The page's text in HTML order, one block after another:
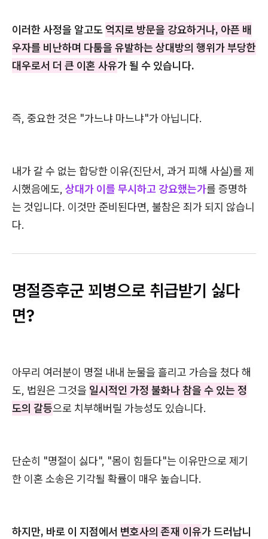
이러한 사정을 알고도 억지로 방문을 강요하거나, 아픈 배
우자를 비난하며 다툼을 유발하는 상대방의 행위가 부당한
대우로서 더 큰 이혼 사유가 될 수 있습니다.
즉, 중요한 것은 "가느냐 마느냐"가 아닙니다.
내가 갈 수 없는 합당한 이유(진단서, 과거 피해 사실)를 제
시했음에도, 상대가 이를 무시하고 강요했는가를 증명하
는 것입니다. 이것만 준비된다면, 불참은 죄가 되지 않습니
다.
명절증후군 꾀병으로 취급받기 싫다
면?
아무리 여러분이 명절 내내 눈물을 흘리고 가슴을 쳤다 해
도, 법원은 그것을 일시적인 가정 불화나 참을 수 있는 정
도의 갈등으로 치부해버릴 가능성도 있습니다.
단순히 "명절이 싫다", "몸이 힘들다"는 이유만으로 제기
한 이혼 소송은 기각될 확률이 매우 높습니다.
하지만, 바로 이 지점에서 변호사의 존재 이유가 드러납니